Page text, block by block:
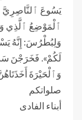
يَسُوعَ ٱلنَّاصِرِيَّ
ٱلْمَوْضِعُ ٱلَّذِي
وَلِبُطْرُسَ: إِنَّهُ
لَكُمْ». فَخَرَجْنَ
وَٱلْحَيْرَةَ
صلواتكم
أبناء الفادى